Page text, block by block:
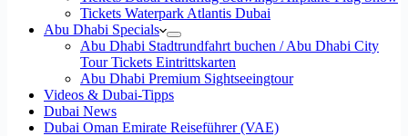
Tickets Waterpark Atlantis Dubai
Abu Dhabi Specials
Abu Dhabi Stadtrundfahrt buchen / Abu Dhabi City
Tour Tickets Eintrittskarten
Abu Dhabi Premium Sightseeingtour
Videos & Dubai-Tipps
Dubai News
Dubai Oman Emirate Reiseführer (VAE)